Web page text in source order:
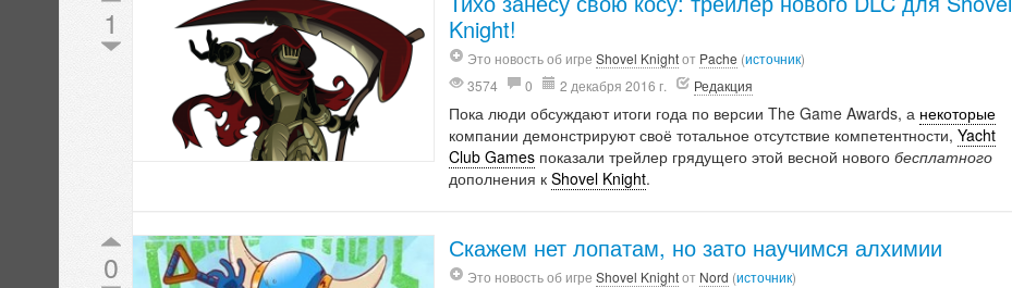
1
Knight!
Это новость об игре Shovel Knightот Pache (источник)
3574
0 2 декабря 2016 г. Редакция
Пока люди обсуждают итоги года по версии The Game Awards, а некоторые
компании демонстрируют своё тотальное отсутствие компетентности, Yacht
Club Gamesпоказали трейлер грядущего этой весной нового бесплатного
дополнения к Shovel Knight.
0 Скажем нет лопатам, но зато научимся алхимии
Это новость об игре Shovel Knightот Nord (источник)